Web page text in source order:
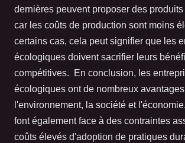
dernières peuvent proposer des
car les coûts de production sont moins
certains cas, cela peut signifier que les
écologiques doivent sacrifier leurs
compétitives. En conclusion, les
écologiques ont de nombreux
l'environnement, la société et
font également face à des contraintes
coûts élevés d'adoption de pratiques